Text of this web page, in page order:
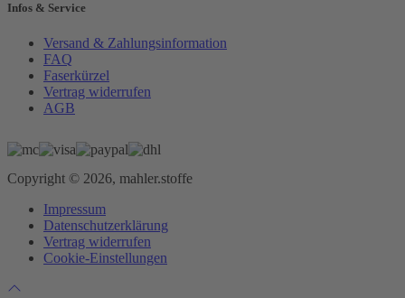
Infos & Service
Versand & Zahlungsinformation
FAQ
Faserkürzel
Vertrag widerrufen
AGB
Copyright © 2026, mahler.stoffe
Impressum
Datenschutzerklärung
Vertrag widerrufen
Cookie-Einstellungen